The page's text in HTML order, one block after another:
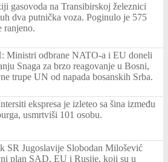
gasovoda na Transibirskoj železnici
dva putnička voza. Poginulo je 575
ranjeno.
Ministri odbrane NATO-a i EU doneli
Snaga za brzo reagovanje u Bosni,
trupe UN od napada bosanskih Srba.
ekspresa je izleteo sa šina između
usmrtviši 101 osobu.
SR Jugoslavije Slobodan Milošević
plan SAD, EU i Rusije, koji su u